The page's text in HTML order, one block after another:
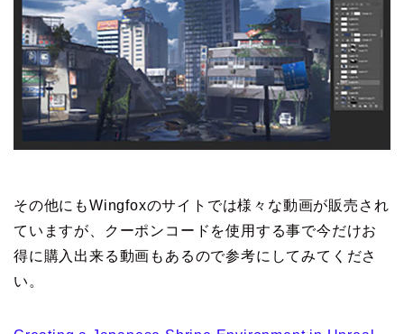
その他にもWingfoxのサイトでは様々な動画が販売され
ていますが、クーポンコードを使用する事で今だけお
得に購入出来る動画もあるので参考にしてみてくださ
い。